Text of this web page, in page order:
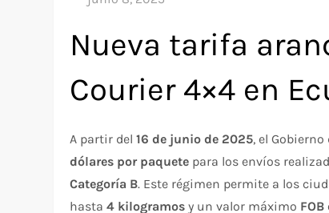
Nueva tarifa
Courier 4×4 en
A partir del16 de junio de 2025, el
dólares por paquete para los envíos
Categoría B. Este régimen permite a los
hasta4 kilogramos y un valor máximo